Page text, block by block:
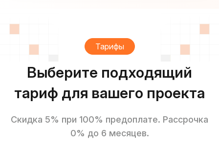
Тарифы
Выберите подходящий
тариф для вашего проекта
Скидка 5% при 100% предоплате. Рассрочка
0% до 6 месяцев.